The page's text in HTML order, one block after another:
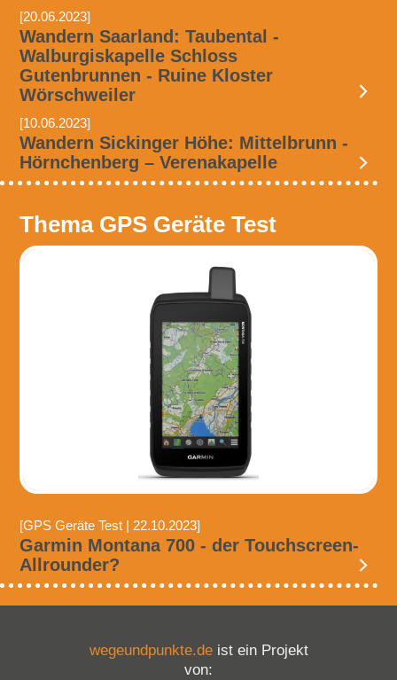
[20.06.2023]
Wandern Saarland: Taubental -
Walburgiskapelle Schloss
Gutenbrunnen - Ruine Kloster
Wörschweiler
[10.06.2023]
Wandern Sickinger Höhe: Mittelbrunn -
Hörnchenberg – Verenakapelle
Thema GPS Geräte Test
[GPS Geräte Test | 22.10.2023]
Garmin Montana 700 - der Touchscreen-
Allrounder?
wegeundpunkte.deist ein Projekt
von: